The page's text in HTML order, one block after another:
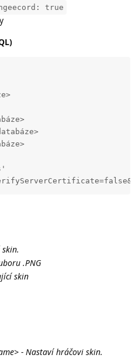
true
.PNG
skin
- Nastaví hráčovi skin.